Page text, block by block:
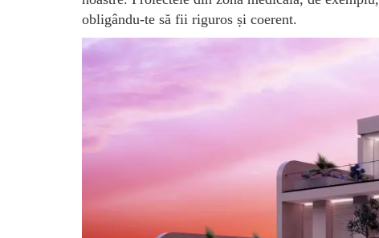
obligându-te să fii riguros și coerent.